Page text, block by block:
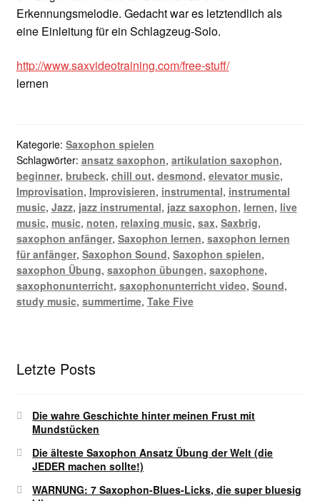
Erkennungsmelodie. Gedacht war es letztendlich als
eine Einleitung für ein Schlagzeug-Solo.
http://www.saxvideotraining.com/free-stuff/
lernen
Kategorie: Saxophon spielen
Schlagwörter: ansatz saxophon, artikulation saxophon,
beginner, brubeck, chill out, desmond, elevator music,
Improvisation, Improvisieren, instrumental, instrumental
music, Jazz, jazz instrumental, jazz saxophon, lernen, live
music, music, noten, relaxing music, sax, Saxbrig,
saxophon anfänger, Saxophon lernen, saxophon lernen
für anfänger, Saxophon Sound, Saxophon spielen,
saxophon Übung, saxophon übungen, saxophone,
saxophonunterricht, saxophonunterricht video, Sound,
study music, summertime, Take Five
Letzte Posts
Die wahre Geschichte hinter meinen Frust mit
Mundstücken
Die älteste Saxophon Ansatz Übung der Welt (die
JEDER machen sollte!)
WARNUNG: 7 Saxophon-Blues-Licks, die super bluesig